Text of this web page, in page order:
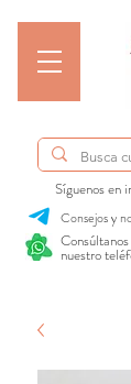
nuestro
Síguenos en
Consejos y